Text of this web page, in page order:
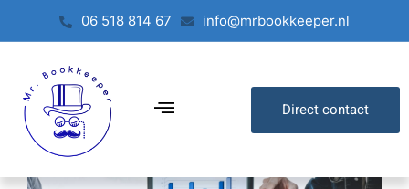
06 518 814 67 info@mrbookkeeper.nl
Direct contact